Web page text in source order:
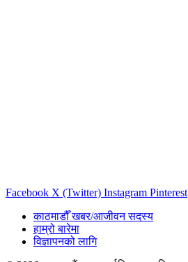
Facebook X (Twitter) Instagram Pinterest
काठमाडौँ खबर/आजीवन सदस्य
हाम्रो बारेमा
विज्ञापनको लागि